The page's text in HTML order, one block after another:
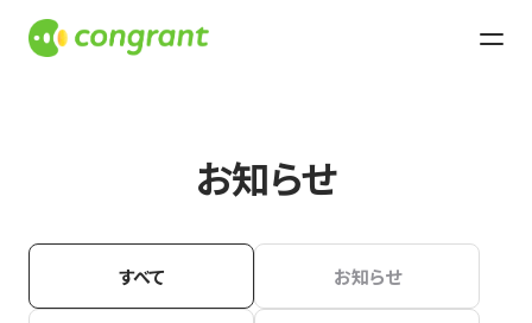
お知らせ
すべて お知らせ